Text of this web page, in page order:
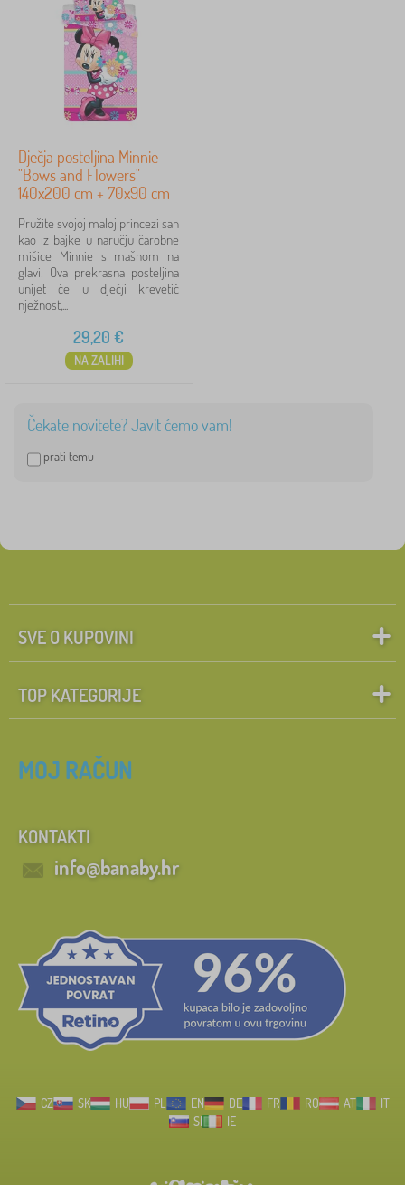
FILTRIRAJ
Dječja posteljina Minnie
"Bows and Flowers"
140x200 cm + 70x90 cm
Pružite svojoj maloj princezi san
kao iz bajke u naručju čarobne
mišice Minnie s mašnom na
glavi! Ova prekrasna posteljina
unijet će u dječji krevetić
nježnost,...
29,20 €
NA ZALIHI
Čekate novitete? Javit ćemo vam!
prati temu
SVE O KUPOVINI
TOP KATEGORIJE
MOJ RAČUN
KONTAKTI
info@banaby.hr
CZ SK HU PL EN DE FR RO AT
IT
SI
IE